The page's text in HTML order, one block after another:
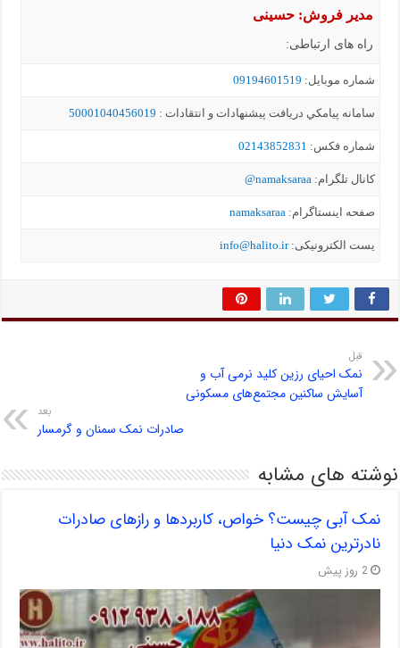
مدیر فروش: حسینی
راه های ارتباطی:
شماره موبايل: 09194601519
سامانه پيامکي دریافت پیشنهادات و انتقادات : 50001040456019
شماره فکس: 02143852831
کانال تلگرام: namaksaraa@
صفحه اینستاگرام: namaksaraa
یست الکترونیکی:info@halito.ir
قبل
نمک احیای رزین کلید نرمی آب و
آسایش ساکنین مجتمع‌های مسکونی
بعد
صادرات نمک سمنان و گرمسار
نوشته های مشابه
نمک آبی چیست؟ خواص، کاربردها و رازهای صادرات
نادرترین نمک دنیا
2 روز پیش